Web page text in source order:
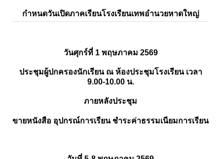
กำหนดวันเปิดภาคเรียนโรงเรียนเทพอำนวยหาดใหญ่
วันศุกร์ที่ 1 พฤษภาคม 2569
ประชุมผู้ปกครองนักเรียน ณ ห้องประชุมโรงเรียน เวลา
9.00-10.00 น.
ภายหลังประชุม
ขายหนังสือ อุปกรณ์การเรียน ชำระค่าธรรมเนียมการเรียน